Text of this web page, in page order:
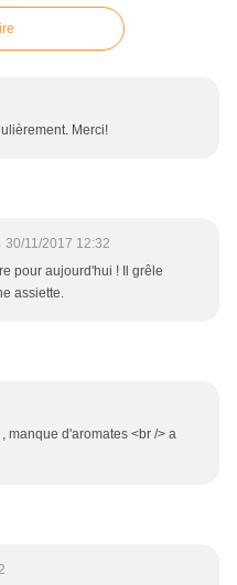
Merci!
30/11/2017 12:32
pour aujourd'hui ! Il grêle
assiette.
manque d'aromates <br /> a